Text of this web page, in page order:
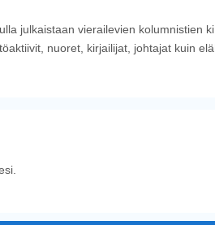
julkaistaan vierailevien kolumnistien
nuoret, kirjailijat, johtajat kuin